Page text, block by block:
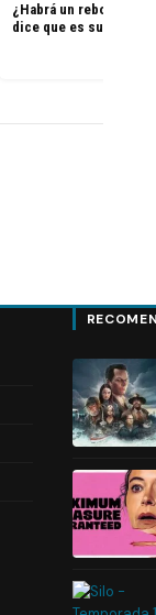
¿Habrá un reboot de
dice que es su sueño